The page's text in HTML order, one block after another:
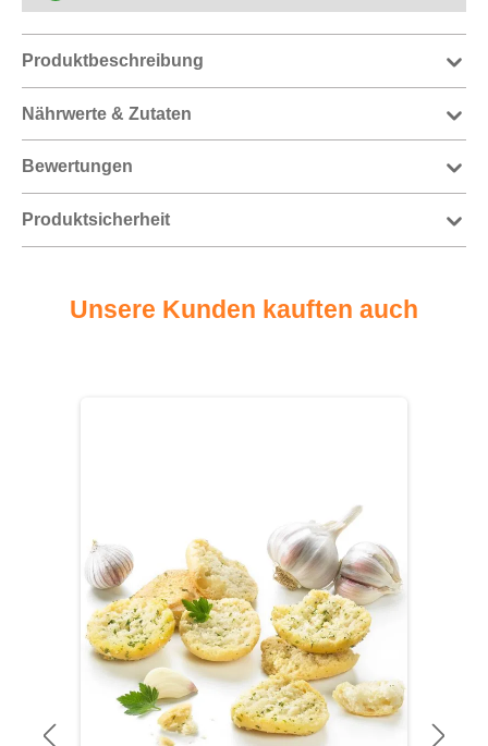
Produktbeschreibung
Nährwerte & Zutaten
Bewertungen
Produktsicherheit
Unsere Kunden kauften auch